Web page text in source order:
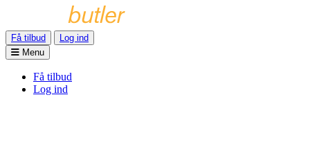
Få tilbud
Log ind
Menu
Få tilbud
Log ind